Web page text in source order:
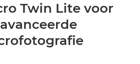
Twin Lite voor